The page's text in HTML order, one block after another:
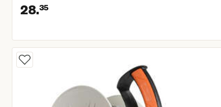
28.35
Huidige prijs € 28,35